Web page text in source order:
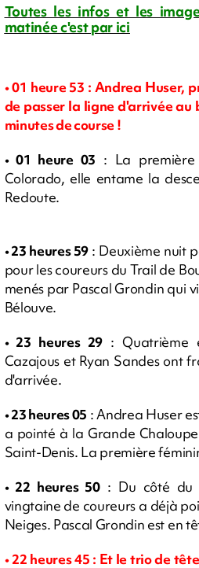
Toutes les infos et les
matinée c'est par ici
• 01 heure 53 : Andrea Huser,
de passer la ligne d'arrivée au
minutes de course !
• 01 heure 03 : La
Colorado, elle entame la
Redoute.
• 23 heures 59: Deuxième nuit
pour les coureurs du Trail de
menés par Pascal Grondin qui
Bélouve.
• 23 heures 29: Quatrième
Cazajous et Ryan Sandes ont
d'arrivée.
• 23 heures 05 : Andrea Huser
a pointé à la Grande
Saint-Denis. La première
• 22 heures 50: Du côté du
vingtaine de coureurs a déjà
Neiges. Pascal Grondin est en
• 22 heures 45 : Et le trio de